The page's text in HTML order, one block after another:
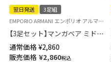
翌日発送
3足組
EMPORIO ARMANI エンポリオ アルマーニ EA 靴下 男性 ギフト プレゼント
【3足セット】マンガベア ミドル
丈カジュアルソックス 足底パイ
ル メンズ 【365日最短翌日発送】
92342721
通常価格 ¥2,860
販売価格 ¥2,860税込